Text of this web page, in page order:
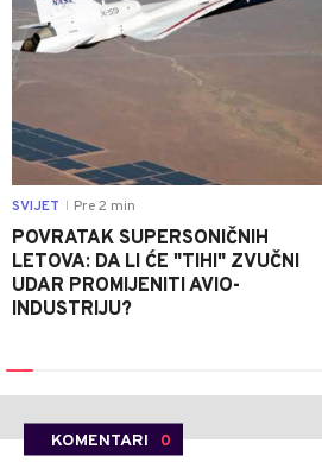
SVIJET Pre 2 min
POVRATAK SUPERSONIČNIH
LETOVA: DA LI ĆE "TIHI" ZVUČNI
UDAR PROMIJENITI AVIO-
INDUSTRIJU?
KOMENTARI 0